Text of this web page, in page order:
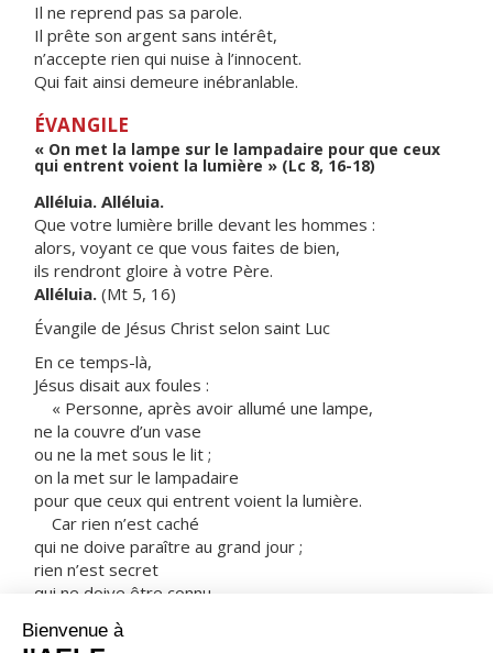
Il ne reprend pas sa parole.
Il prête son argent sans intérêt,
n’accepte rien qui nuise à l’innocent.
Qui fait ainsi demeure inébranlable.
ÉVANGILE
« On met la lampe sur le lampadaire pour que ceux
qui entrent voient la lumière » (Lc 8, 16-18)
Alléluia. Alléluia.
Que votre lumière brille devant les hommes :
alors, voyant ce que vous faites de bien,
ils rendront gloire à votre Père.
Alléluia. (Mt 5, 16)
Évangile de Jésus Christ selon saint Luc
En ce temps-là,
Jésus disait aux foules :
« Personne, après avoir allumé une lampe,
ne la couvre d’un vase
ou ne la met sous le lit ;
on la met sur le lampadaire
pour que ceux qui entrent voient la lumière.
Car rien n’est caché
qui ne doive paraître au grand jour ;
rien n’est secret
qui ne doive être connu